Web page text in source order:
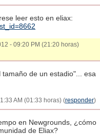
leer esto en eliax:
- 09:20 PM (21:20 horas)
de un estadio"... esa
AM (01:33 horas) (responder)
en Newgrounds, ¿cómo
de Eliax?